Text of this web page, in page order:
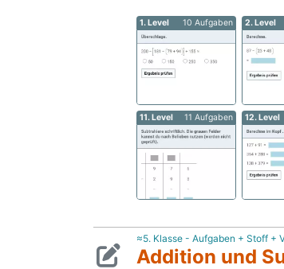
1. Level 10 Aufgaben 2. Level
11. Level 11 Aufgaben 12. Level
≈5. Klasse - Aufgaben + Stoff +
Addition und